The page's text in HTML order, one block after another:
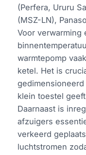
(Perfera, Ururu
(MSZ-LN),
Voor verwarming
warmtepomp
ketel. Het is
klein toestel
Daarnaast is
afzuigers
verkeerd
luchtstromen